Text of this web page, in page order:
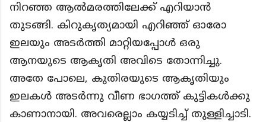
നിറഞ്ഞ ആൽമരത്തിലേക്ക് എറിയാൻ
തുടങ്ങി. കിറുകൃത്യമായി എറിഞ്ഞ് ഓരോ
ഇലയും അടർത്തി മാറ്റിയപ്പോൾ ഒരു
ആനയുടെ ആകൃതി അവിടെ തോന്നിച്ചു.
അതേ പോലെ, കുതിരയുടെ ആകൃതിയും
ഇലകൾ അടർന്നു വീണ ഭാഗത്ത് കുട്ടികൾക്കു
കാണാനായി. അവരെല്ലാം കയ്യടിച്ച് തുള്ളിച്ചാടി.